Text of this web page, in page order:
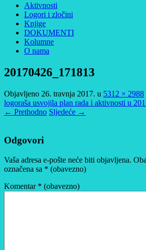
Aktivnosti
Logori i zločini
Knjige
DOKUMENTI
Kolumne
O nama
20170426_171813
Objavljeno 26. travnja 2017. u 5312 × 2988
logoraša usvojila plan rada i aktivnosti u
← Prethodno Sljedeće →
Odgovori
Vaša adresa e-pošte neće biti objavljena.
označena sa * (obavezno)
Komentar * (obavezno)